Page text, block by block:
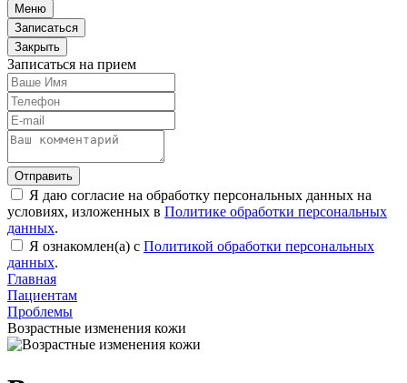
Меню
Записаться
Закрыть
Записаться на прием
Отправить
Я даю согласие на обработку персональных данных на
условиях, изложенных в Политике обработки персональных
данных.
Я ознакомлен(а) с Политикой обработки персональных
данных.
Главная
Пациентам
Проблемы
Возрастные изменения кожи